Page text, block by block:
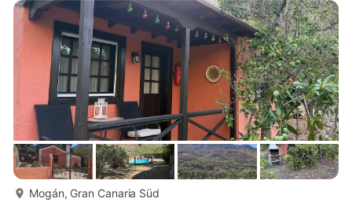
Mogán, Gran Canaria Süd